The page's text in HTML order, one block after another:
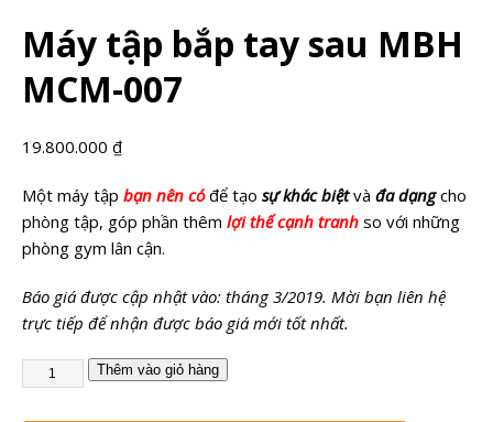
Máy tập bắp tay sau MBH
MCM-007
19.800.000 ₫
Một máy tập bạn nên có để tạo sự khác biệtvà đa dạng cho
phòng tập, góp phần thêm lợi thế cạnh tranh so với những
phòng gym lân cận.
Báo giá được cập nhật vào: tháng 3/2019. Mời bạn liên hệ
trực tiếp để nhận được báo giá mới tốt nhất.
Thêm vào giỏ hàng